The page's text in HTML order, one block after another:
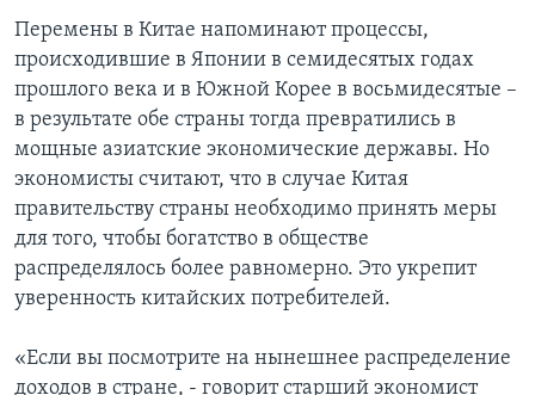
Перемены в Китае напоминают процессы,
происходившие в Японии в семидесятых годах
прошлого века и в Южной Корее в восьмидесятые –
в результате обе страны тогда превратились в
мощные азиатские экономические державы. Но
экономисты считают, что в случае Китая
правительству страны необходимо принять меры
для того, чтобы богатство в обществе
распределялось более равномерно. Это укрепит
уверенность китайских потребителей.
«Если вы посмотрите на нынешнее распределение
доходов в стране, - говорит старший экономист